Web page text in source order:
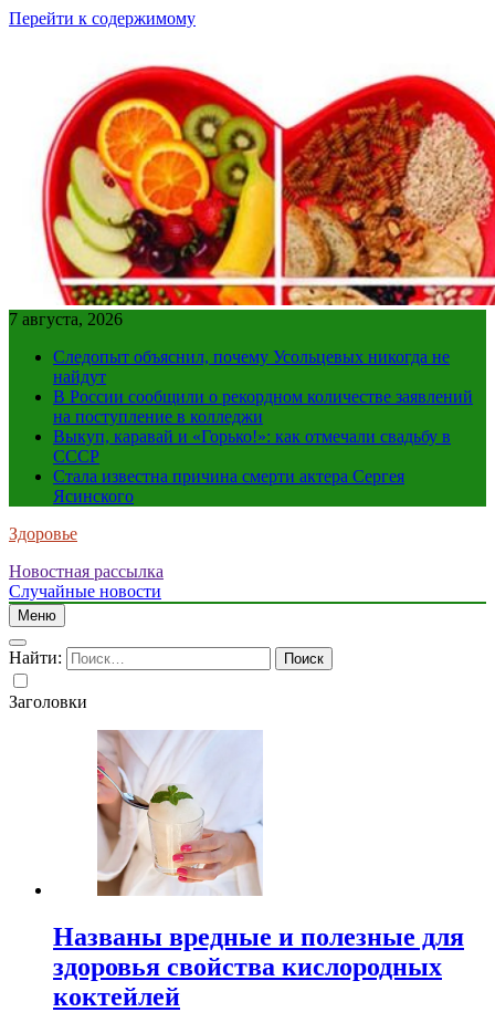
Перейти к содержимому
7 августа, 2026
Следопыт объяснил, почему Усольцевых никогда не
найдут
В России сообщили о рекордном количестве заявлений
на поступление в колледжи
Выкуп, каравай и «Горько!»: как отмечали свадьбу в
СССР
Стала известна причина смерти актера Сергея
Ясинского
Здоровье
Новостная рассылка
Случайные новости
Меню
Найти:
Заголовки
Названы вредные и полезные для
здоровья свойства кислородных
коктейлей